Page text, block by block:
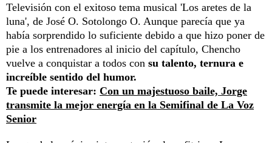
Televisión con el exitoso tema musical 'Los aretes de la
luna', de José O. Sotolongo O. Aunque parecía que ya
había sorprendido lo suficiente debido a que hizo poner de
pie a los entrenadores al inicio del capítulo, Chencho
vuelve a conquistar a todos con su talento, ternura e
increíble sentido del humor.
Te puede interesar: Con un majestuoso baile, Jorge
transmite la mejor energía en la Semifinal de La Voz
Senior